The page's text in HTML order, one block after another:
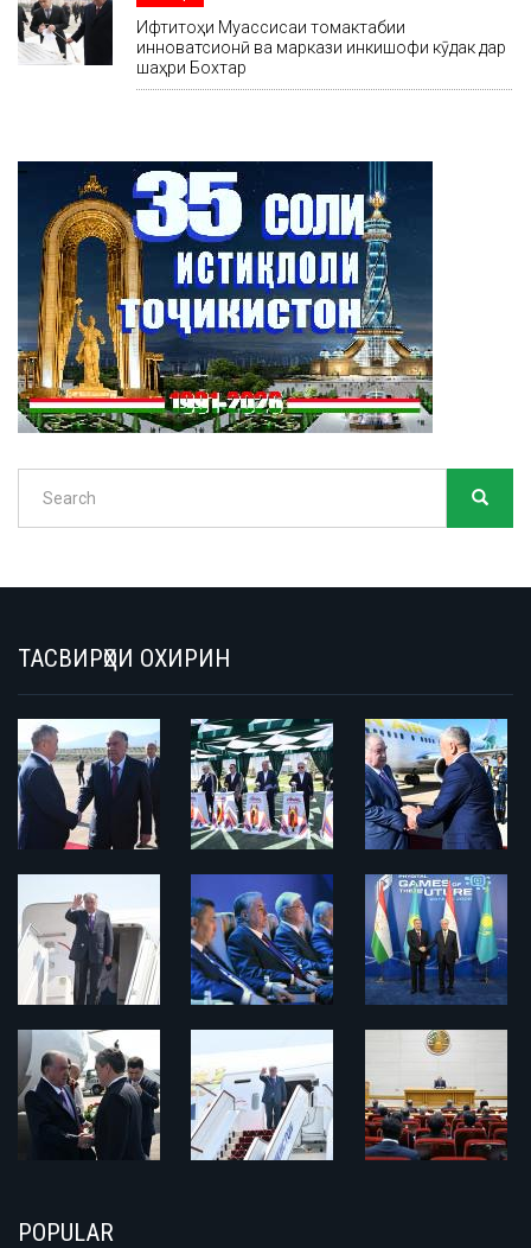
Ифтитоҳи Муассисаи томактабии
инноватсионӣ ва маркази инкишофи кӯдак дар
шаҳри Бохтар
Search
ТАСВИРҲОИ ОХИРИН
POPULAR